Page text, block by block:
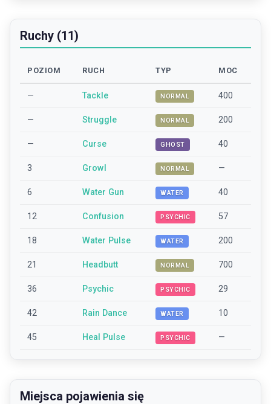
Ruchy (11)
POZIOM RUCH TYP MOC
— Tackle NORMAL 400
— Struggle NORMAL 200
— Curse GHOST 40
3 Growl NORMAL —
6 Water Gun WATER 40
12 Confusion PSYCHIC 57
18 Water Pulse WATER 200
21 Headbutt NORMAL 700
36 Psychic PSYCHIC 29
42 Rain Dance WATER 10
45 Heal Pulse PSYCHIC —
Miejsca pojawienia się